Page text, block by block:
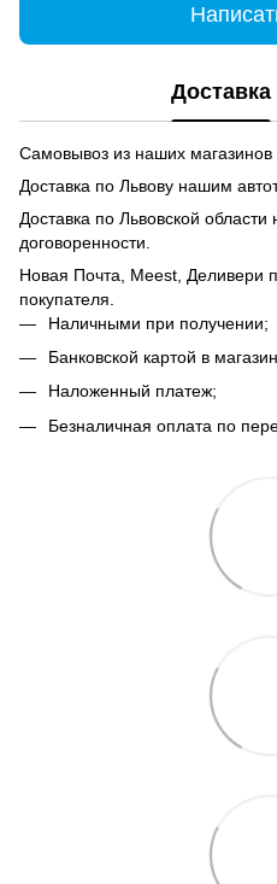
Доставка
Самовывоз из наших магазинов
Доставка по Львову нашим
Доставка по Львовской
договоренности.
Новая Почта, Meest, Деливери
покупателя.
Наличными при получении;
Банковской картой в
Наложенный платеж;
Безналичная оплата по